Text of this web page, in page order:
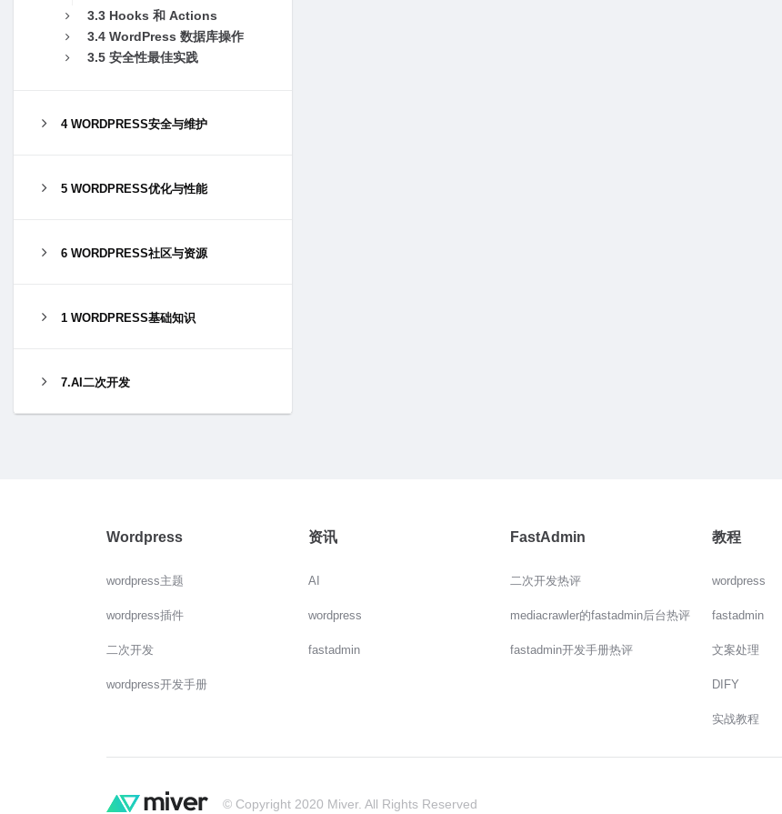
3.3 Hooks 和 Actions
3.4 WordPress 数据库操作
3.5 安全性最佳实践
4 WORDPRESS安全与维护
5 WORDPRESS优化与性能
6 WORDPRESS社区与资源
1 WORDPRESS基础知识
7.AI二次开发
Wordpress
wordpress主题
wordpress插件
二次开发
wordpress开发手册
资讯
AI
wordpress
fastadmin
FastAdmin
二次开发热评
mediacrawler的fastadmin后台热评
fastadmin开发手册热评
教程
wordpress
fastadmin
文案处理
DIFY
实战教程
© Copyright 2020 Miver. All Rights Reserved